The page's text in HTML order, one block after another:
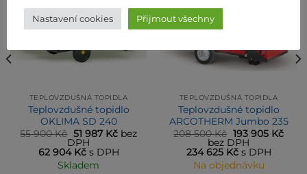
TEPLOVZDUŠNÁ TOPIDLA
Teplovzdušné topidlo
OKLIMA SD 240
55 900Kč Původní
cena
byla:
55 900 Kč.
51 987 KčAktuální
je:
bez
DPH
62 904 Kčs DPH
Skladem
TEPLOVZDUŠNÁ TOPIDLA
Teplovzdušné topidlo
ARCOTHERM Jumbo 235
208 500Kč Původní
cena
byla:
208 500 Kč.
193 905 Kč
bez DPH
234 625 Kčs DPH
Na objednávku
Nastavení cookies Přijmout všechny